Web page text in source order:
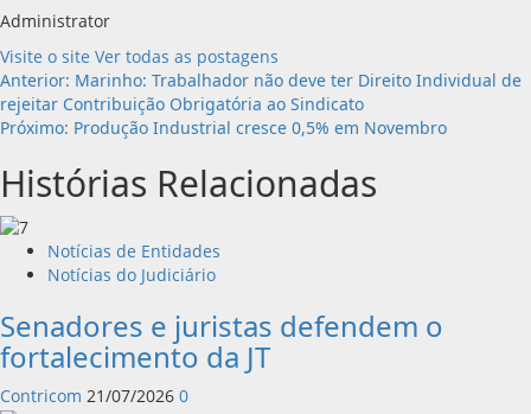
Administrator
Visite o site Ver todas as postagens
Navegação
de
artigos
Anterior: Marinho: Trabalhador não deve ter Direito Individual de
rejeitar Contribuição Obrigatória ao Sindicato
Próximo: Produção Industrial cresce 0,5% em Novembro
Histórias Relacionadas
Notícias de Entidades
Notícias do Judiciário
Senadores e juristas defendem o
fortalecimento da JT
Contricom 21/07/2026 0